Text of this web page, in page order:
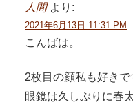
人間 より:
2021年6月13日 11:31 PM
こんばは。
2枚目の顔私も好きで
眼鏡は久しぶりに春